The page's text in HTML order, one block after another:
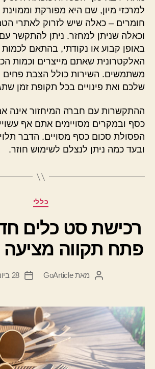
למרכזי מיון, שם היא מפורקת וממוינת
חומרים – כאלה שיש לזרוק לאתרי
וכאלה שניתן למחזר. ניתן להתקשר
באופן קבוע או נקודתי, בהתאם
האלקטרונית שאתם מייצרים וכמות
משתמשים. השירות כולל הצבת פחים
שלכם ואת פינויים בכל תקופת זמן
ההתקשרות עם חברה המיחזור אינה
כסף ובמקרים מסויימים אתם אף
הפסולת סכום כסף מסויים. הדבר
ובעד כמה ניתן לנצלם לשימוש חוזר.
קטגוריותכללי
רכישת סט כלים
פתח תקווה
המחבר
מאתGoArticle
תאריך
28 ביוני 2021